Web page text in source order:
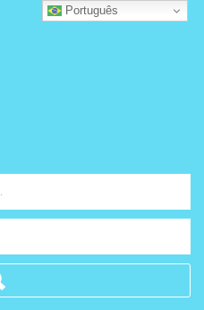
Português